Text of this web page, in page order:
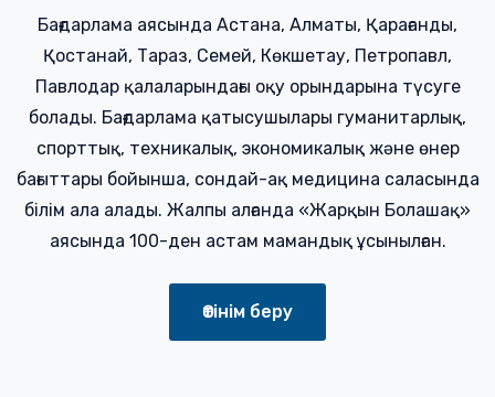
Бағдарлама аясында Астана, Алматы, Қарағанды,
Қостанай, Тараз, Семей, Көкшетау, Петропавл,
Павлодар қалаларындағы оқу орындарына түсуге
болады. Бағдарлама қатысушылары гуманитарлық,
спорттық, техникалық, экономикалық және өнер
бағыттары бойынша, сондай-ақ медицина саласында
білім ала алады. Жалпы алғанда «Жарқын Болашақ»
аясында 100-ден астам мамандық ұсынылған.
Өтінім беру